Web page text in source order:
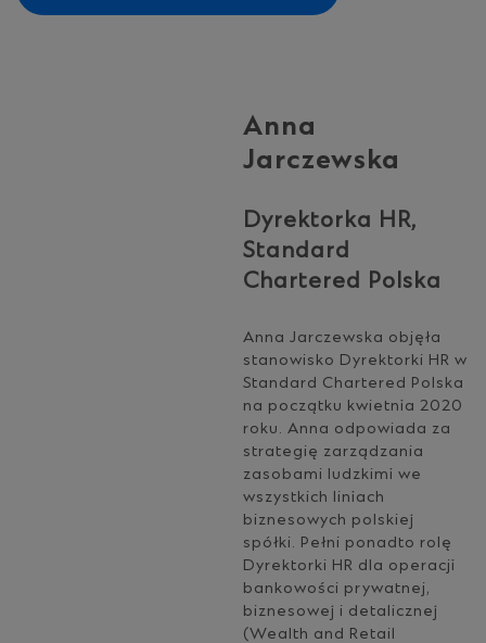
Anna
Jarczewska
Dyrektorka HR,
Standard
Chartered Polska
Anna Jarczewska objęła
stanowisko Dyrektorki HR w
Standard Chartered Polska
na początku kwietnia 2020
roku. Anna odpowiada za
strategię zarządzania
zasobami ludzkimi we
wszystkich liniach
biznesowych polskiej
spółki. Pełni ponadto rolę
Dyrektorki HR dla operacji
bankowości prywatnej,
biznesowej i detalicznej
(Wealth and Retail